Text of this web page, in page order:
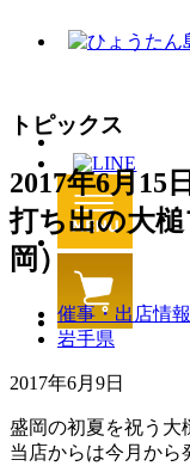
トピックス
2017年6月15
打ち出の大
岡）
催事・出店情報
岩手県
2017年6月9日
盛岡の初夏を祝う大
当店からは今月から